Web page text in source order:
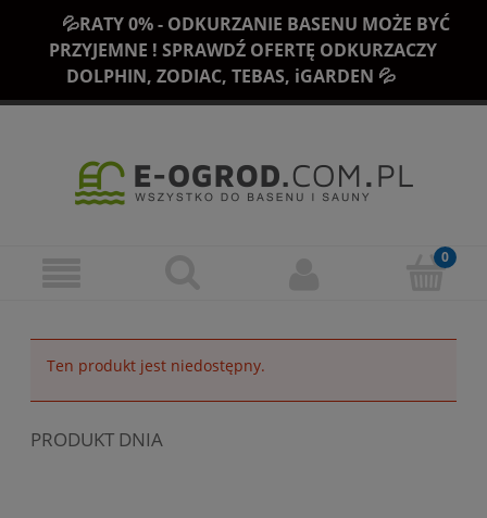
💦RATY 0% - ODKURZANIE BASENU MOŻE BYĆ
PRZYJEMNE ! SPRAWDŹ OFERTĘ ODKURZACZY
DOLPHIN, ZODIAC, TEBAS, iGARDEN 💦
Ten produkt jest niedostępny.
PRODUKT DNIA